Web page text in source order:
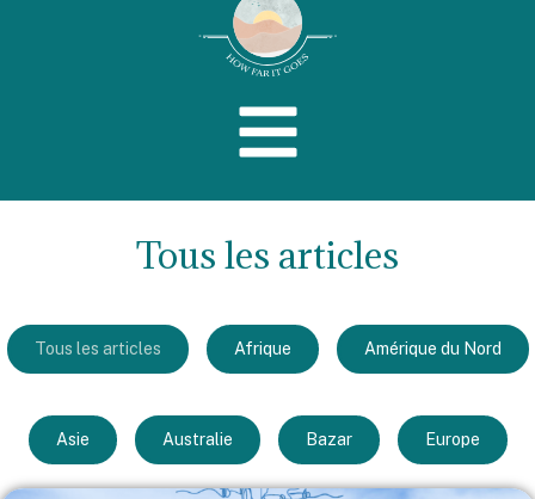
Tous les articles
Tous les articles Afrique Amérique du Nord
Asie Australie Bazar Europe